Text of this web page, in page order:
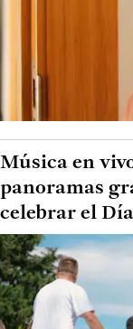
Música en
panoramas
celebrar el